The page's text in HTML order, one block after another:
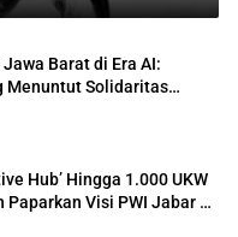
Barat di Era AI:
Menuntut Solidaritas
Hub’ Hingga 1.000 UKW
Visi PWI Jabar di